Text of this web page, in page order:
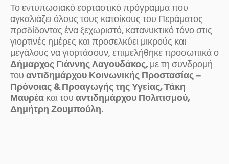
Το εντυπωσιακό εορταστικό πρόγραμμα που
αγκαλιάζει όλους τους κατοίκους του Περάματος
πρσδίδοντας ένα ξεχωριστό, κατανυκτικό τόνο στις
γιορτινές ημέρες και προσελκύει μικρούς και
μεγάλους να γιορτάσουν, επιμελήθηκε προσωπικά ο
Δήμαρχος Γιάννης Λαγουδάκος,με τη συνδρομή
τουαντιδημάρχου Κοινωνικής Προστασίας –
Πρόνοιας & Προαγωγής της Υγείας, Τάκη
Μαυρέακαι τουαντιδημάρχου Πολιτισμού,
Δημήτρη Ζουμπούλη.